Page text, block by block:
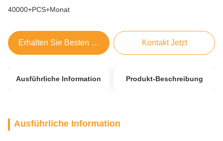
40000+PCS+Monat
Erhalten Sie Besten Preis Kontakt Jetzt
Ausführliche Information Produkt-Beschreibung
Ausführliche Information